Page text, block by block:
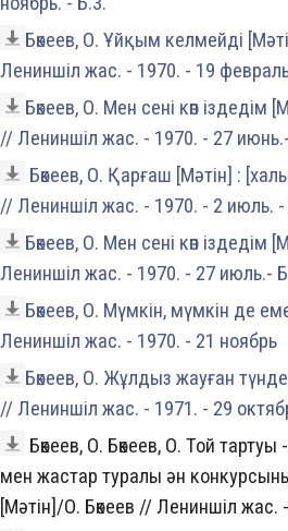
Бөкеев, О. Ұйқым келмейді
Лениншіл жас. - 1970. - 19
Бөкеев, О. Мен сені көп іздедім
// Лениншіл жас. - 1970. - 27
Бөкеев, О. Қарғаш [Мәтін] :
// Лениншіл жас. - 1970. - 2 июль. -
Бөкеев, О. Мен сені көп іздедім
Лениншіл жас. - 1970. - 27 июль.-
Бөкеев, О. Мүмкін, мүмкін де
Лениншіл жас. - 1970. - 21 ноябрь
Бөкеев, О. Жұлдыз жауған
// Лениншіл жас. - 1971. - 29
Бөкеев, О. Бөкеев, О. Той
мен жастар туралы ән
[Мәтін]/О. Бөкеев // Лениншіл жас.